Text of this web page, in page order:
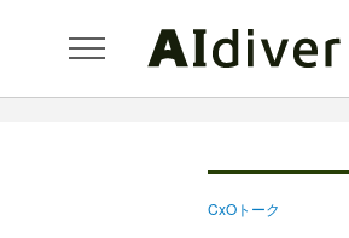
CxOトーク